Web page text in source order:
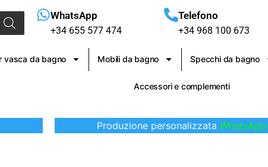
WhatsApp
+34 655 577 474
Telefono
+34 968 100 673
vasca da bagno Mobili da bagno Specchi da bagno
Accessori e complementi
Produzione personalizzataWhatsApp